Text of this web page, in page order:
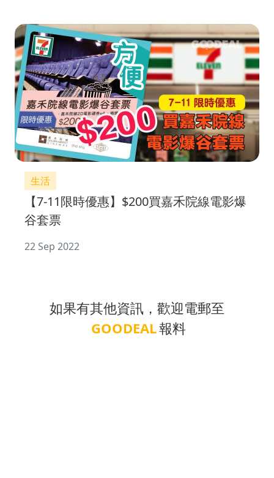
生活
【7-11限時優惠】$200買嘉禾院線電影爆
谷套票
22 Sep 2022
如果有其他資訊，歡迎電郵至
GOODEAL報料